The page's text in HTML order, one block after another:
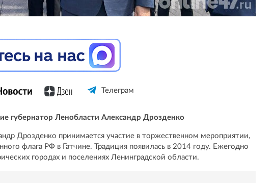
Телеграм
губернатор Ленобласти Александр Дрозденко
Дрозденко принимается участие в торжественном мероприятии,
флага РФ в Гатчине. Традиция появилась в 2014 году. Ежегодно
городах и поселениях Ленинградской области.